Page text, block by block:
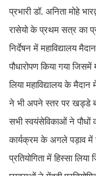
प्रभारी डॉ. अनिता मोहे
रासेयो के प्रथम सत्र का
निर्देषन में महाविद्यालय
पौधारोपण किया गया
लिया महाविद्यालय के
ने भी अपने स्तर पर खड्डे
सभी स्वयंसेविकाओं ने पौधों
कार्यक्रम के अगले पड़ाव में
प्रतियोगिता में हिस्सा